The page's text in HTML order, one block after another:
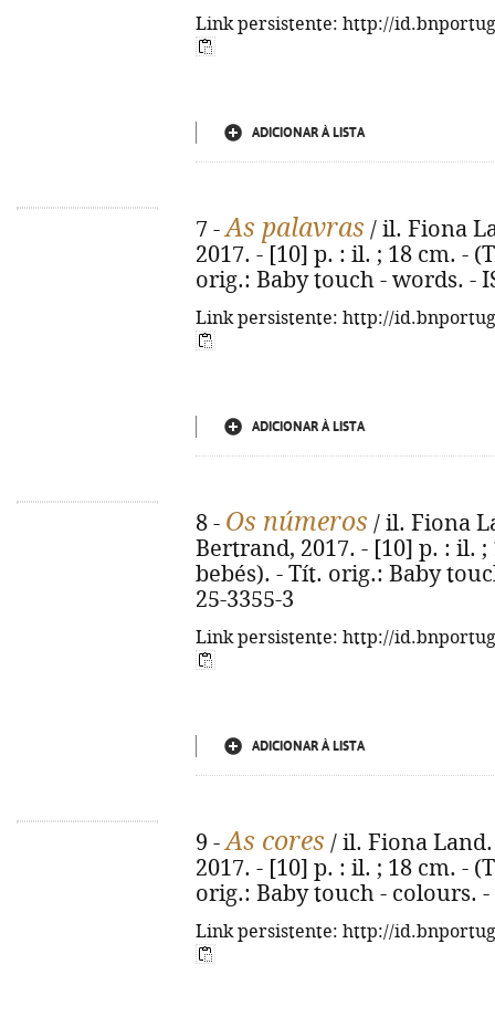
Link persistente: http://
ADICIONAR À LISTA
7 -As palavras / il. Fiona
2017. - [10] p. : il. ; 18 cm. -
orig.: Baby touch - words. -
Link persistente: http://
ADICIONAR À LISTA
8 - Os números / il. Fiona
Bertrand, 2017. - [10] p. : il.
bebés). - Tít. orig.: Baby
25-3355-3
Link persistente: http://
ADICIONAR À LISTA
9 -As cores / il. Fiona
2017. - [10] p. : il. ; 18 cm. -
orig.: Baby touch - colours. -
Link persistente: http://